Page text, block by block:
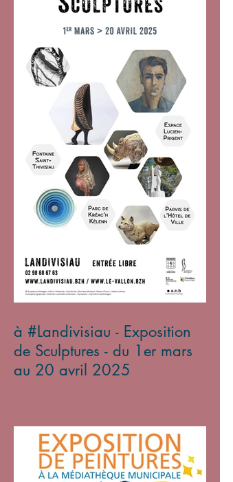
à #Landivisiau - Exposition
de Sculptures - du 1er mars
au 20 avril 2025